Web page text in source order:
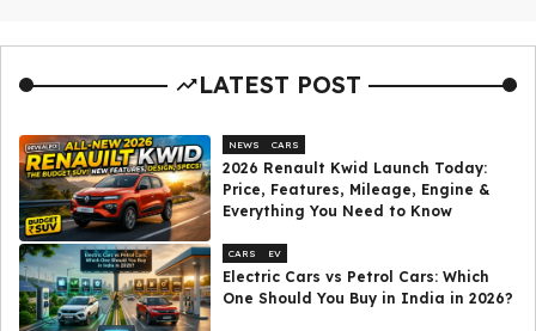
LATEST POST
NEWS CARS
2026 Renault Kwid Launch Today:
Price, Features, Mileage, Engine &
Everything You Need to Know
CARS EV
Electric Cars vs Petrol Cars: Which
One Should You Buy in India in 2026?